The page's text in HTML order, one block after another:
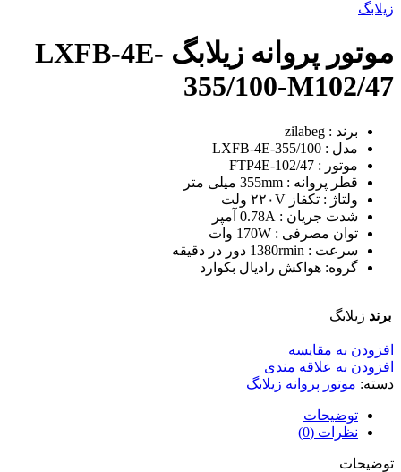
زیلابگ
موتور پروانه زیلابگ LXFB-4E-
355/100-M102/47
برند : zilabeg
مدل : LXFB-4E-355/100
موتور : FTP4E-102/47
قطر پروانه : 355mm میلی متر
ولتاژ : تکفاز ۲۲۰V ولت
شدت جریان : 0.78A آمپر
توان مصرفی : 170W وات
سرعت : 1380rmin دور در دقیقه
گروه: هواکش رادیال بکوارد
برند زیلابگ
افزودن به مقایسه
افزودن به علاقه مندی
دسته: موتور پروانه زیلابگ
توضیحات
نظرات (0)
توضیحات